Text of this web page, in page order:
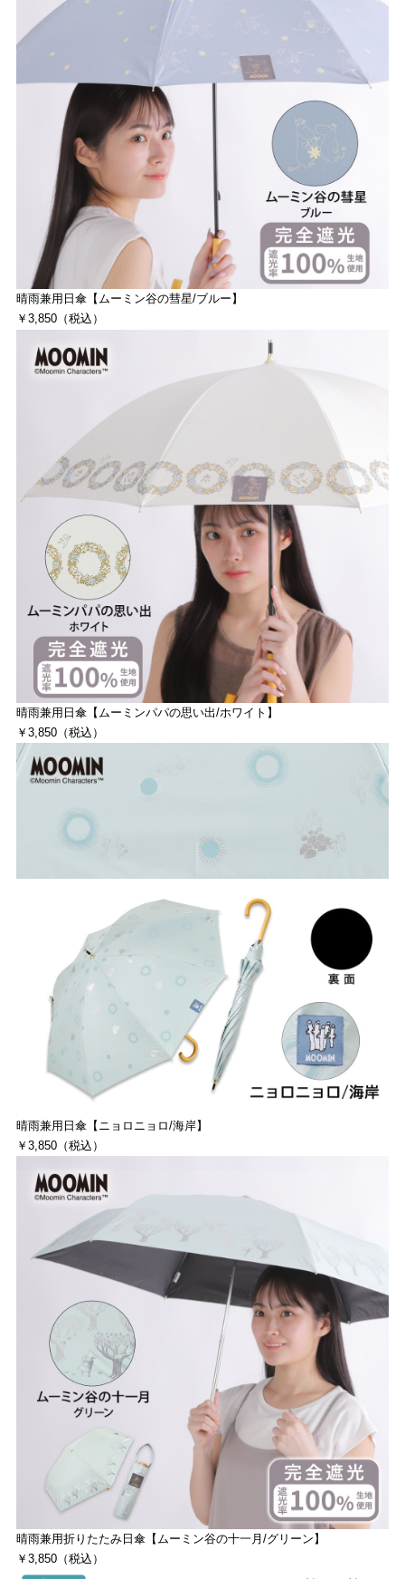
晴雨兼用日傘【ムーミン谷の彗星/ブルー】
￥3,850（税込）
晴雨兼用日傘【ムーミンパパの思い出/ホワイト】
￥3,850（税込）
晴雨兼用日傘【ニョロニョロ/海岸】
￥3,850（税込）
晴雨兼用折りたたみ日傘【ムーミン谷の十一月/グリーン】
￥3,850（税込）